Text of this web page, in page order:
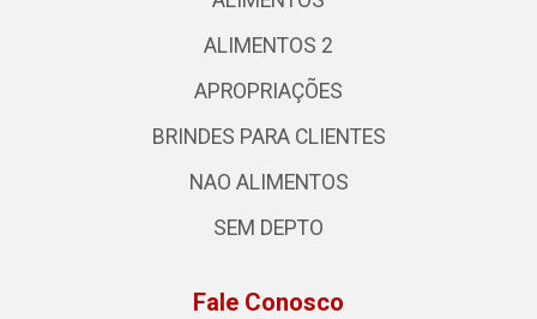
ALIMENTOS 2
APROPRIAÇÕES
BRINDES PARA CLIENTES
NAO ALIMENTOS
SEM DEPTO
Fale Conosco